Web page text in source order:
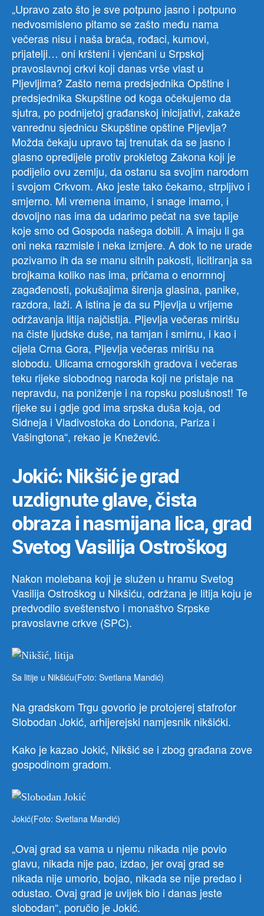
„Upravo zato što je sve potpuno jasno i potpuno
nedvosmisleno pitamo se zašto među nama
večeras nisu i naša braća, rođaci, kumovi,
prijatelji… oni kršteni i vjenčani u Srpskoj
pravoslavnoj crkvi koji danas vrše vlast u
Pljevljima? Zašto nema predsjednika Opštine i
predsjednika Skupštine od koga očekujemo da
sjutra, po podnijetoj građanskoj inicijativi, zakaže
vanrednu sjednicu Skupštine opštine Pljevlja?
Možda čekaju upravo taj trenutak da se jasno i
glasno opredijele protiv prokletog Zakona koji je
podijelio ovu zemlju, da ostanu sa svojim narodom
i svojom Crkvom. Ako jeste tako čekamo, strpljivo i
smjerno. Mi vremena imamo, i snage imamo, i
dovoljno nas ima da udarimo pečat na sve tapije
koje smo od Gospoda našega dobili. A imaju li ga
oni neka razmisle i neka izmjere. A dok to ne urade
pozivamo ih da se manu sitnih pakosti, licitiranja sa
brojkama koliko nas ima, pričama o enormnoj
zagađenosti, pokušajima širenja glasina, panike,
razdora, laži. A istina je da su Pljevlja u vrijeme
održavanja litija najčistija. Pljevlja večeras mirišu
na čiste ljudske duše, na tamjan i smirnu, i kao i
cijela Crna Gora, Pljevlja večeras mirišu na
slobodu. Ulicama crnogorskih gradova i večeras
teku rijeke slobodnog naroda koji ne pristaje na
nepravdu, na poniženje i na ropsku poslušnost! Te
rijeke su i gdje god ima srpska duša koja, od
Sidneja i Vladivostoka do Londona, Pariza i
Vašingtona“, rekao je Knežević.
Jokić: Nikšić je grad
uzdignute glave, čista
obraza i nasmijana lica, grad
Svetog Vasilija Ostroškog
Nakon molebana koji je služen u hramu Svetog
Vasilija Ostroškog u Nikšiću, održana je litija koju je
predvodilo sveštenstvo i monaštvo Srpske
pravoslavne crkve (SPC).
Sa litije u Nikšiću(Foto: Svetlana Mandić)
Na gradskom Trgu govorio je protojerej stafrofor
Slobodan Jokić, arhijerejski namjesnik nikšićki.
Kako je kazao Jokić, Nikšić se i zbog građana zove
gospodinom gradom.
Jokić(Foto: Svetlana Mandić)
„Ovaj grad sa vama u njemu nikada nije povio
glavu, nikada nije pao, izdao, jer ovaj grad se
nikada nije umorio, bojao, nikada se nije predao i
odustao. Ovaj grad je uvijek bio i danas jeste
slobodan“, poručio je Jokić.